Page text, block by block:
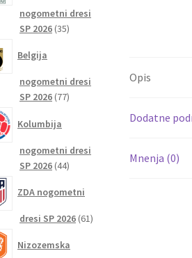
Opis
Dodatne
Mnenja (0)
nogometni dresi
SP 2026 3535
Belgija
nogometni dresi
SP 2026 7777
Kolumbija
nogometni dresi
SP 2026 4444
ZDA nogometni
dresi SP 2026 6161
Nizozemska